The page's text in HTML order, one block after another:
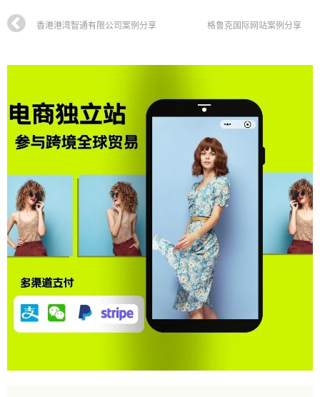
香港港湾智通有限公司案例分享 格鲁克国际网站案例分享